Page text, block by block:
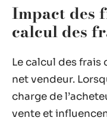
Impact des
calcul des
Le calcul des frais
net vendeur.
charge de
vente et